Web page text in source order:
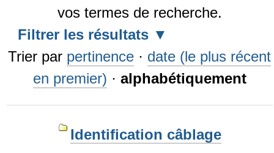
vos termes de recherche.
Filtrer les résultats
Trier par pertinence · date (le plus récent
en premier) · alphabétiquement
Identification câblage